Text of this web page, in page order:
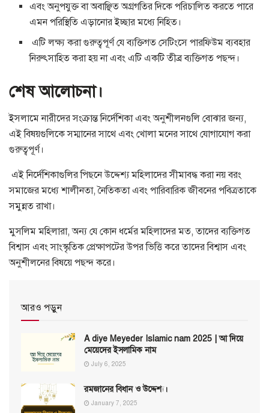
এবং অনুপযুক্ত বা অবাঞ্ছিত অগ্রগতির দিকে পরিচালিত করতে পারে
এমন পরিস্থিতি এড়ানোর ইচ্ছার মধ্যে নিহিত।
এটি লক্ষ্য করা গুরুত্বপূর্ণ যে ব্যক্তিগত সেটিংসে পারফিউম ব্যবহার
নিরুৎসাহিত করা হয় না এবং এটি একটি তীব্র ব্যক্তিগত পছন্দ।
শেষ আলোচনা।
ইসলামে নারীদের সংক্রান্ত নির্দেশিকা এবং অনুশীলনগুলি বোঝার জন্য,
এই বিষয়গুলিকে সম্মানের সাথে এবং খোলা মনের সাথে যোগাযোগ করা
গুরুত্বপূর্ণ।
এই নির্দেশিকাগুলির পিছনে উদ্দেশ্য মহিলাদের সীমাবদ্ধ করা নয় বরং
সমাজের মধ্যে শালীনতা, নৈতিকতা এবং পারিবারিক জীবনের পবিত্রতাকে
সমুন্নত রাখা।
মুসলিম মহিলারা, অন্য যে কোন ধর্মের মহিলাদের মত, তাদের ব্যক্তিগত
বিশ্বাস এবং সাংস্কৃতিক প্রেক্ষাপটের উপর ভিত্তি করে তাদের বিশ্বাস এবং
অনুশীলনের বিষয়ে পছন্দ করে।
আরও পড়ুন
A diye Meyeder Islamic nam 2025 | আ দিয়ে
মেয়েদের ইসলামিক নাম
July 6, 2025
রমজানের বিধান ও উদ্দেশ্য।
January 7, 2025